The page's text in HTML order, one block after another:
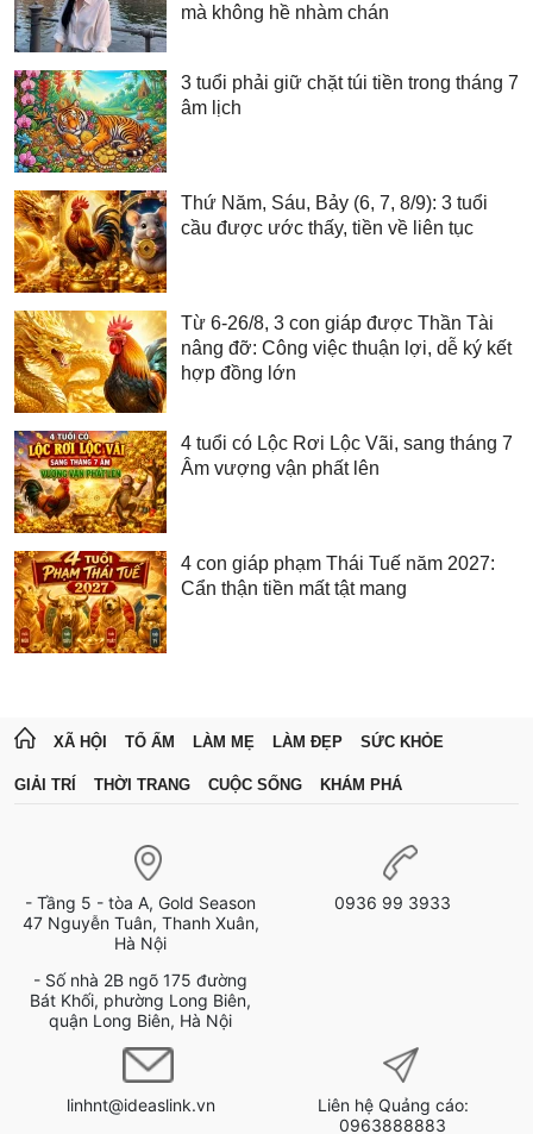
mà không hề nhàm chán
3 tuổi phải giữ chặt túi tiền trong tháng 7
âm lịch
Thứ Năm, Sáu, Bảy (6, 7, 8/9): 3 tuổi
cầu được ước thấy, tiền về liên tục
Từ 6-26/8, 3 con giáp được Thần Tài
nâng đỡ: Công việc thuận lợi, dễ ký kết
hợp đồng lớn
4 tuổi có Lộc Rơi Lộc Vãi, sang tháng 7
Âm vượng vận phất lên
4 con giáp phạm Thái Tuế năm 2027:
Cẩn thận tiền mất tật mang
XÃ HỘI TỔ ẤM LÀM MẸ LÀM ĐẸP SỨC KHỎE
GIẢI TRÍ THỜI TRANG CUỘC SỐNG KHÁM PHÁ
- Tầng 5 - tòa A, Gold Season
47 Nguyễn Tuân, Thanh Xuân,
Hà Nội
- Số nhà 2B ngõ 175 đường
Bát Khối, phường Long Biên,
quận Long Biên, Hà Nội
0936 99 3933
linhnt@ideaslink.vn
Liên hệ Quảng cáo:
0963888883